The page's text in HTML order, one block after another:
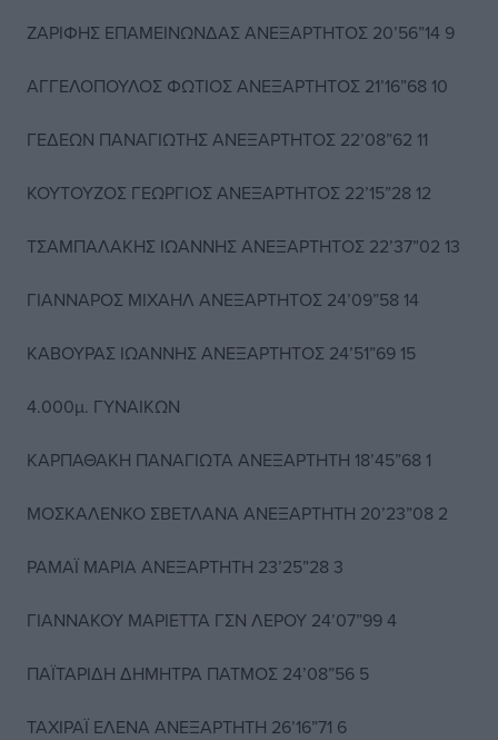
ΖΑΡΙΦΗΣ ΕΠΑΜΕΙΝΩΝΔΑΣ ΑΝΕΞΑΡΤΗΤΟΣ 20’56”14 9
ΑΓΓΕΛΟΠΟΥΛΟΣ ΦΩΤΙΟΣ ΑΝΕΞΑΡΤΗΤΟΣ 21’16”68 10
ΓΕΔΕΩΝ ΠΑΝΑΓΙΩΤΗΣ ΑΝΕΞΑΡΤΗΤΟΣ 22’08”62 11
ΚΟΥΤΟΥΖΟΣ ΓΕΩΡΓΙΟΣ ΑΝΕΞΑΡΤΗΤΟΣ 22’15”28 12
ΤΣΑΜΠΑΛΑΚΗΣ ΙΩΑΝΝΗΣ ΑΝΕΞΑΡΤΗΤΟΣ 22’37”02 13
ΓΙΑΝΝΑΡΟΣ ΜΙΧΑΗΛ ΑΝΕΞΑΡΤΗΤΟΣ 24’09”58 14
ΚΑΒΟΥΡΑΣ ΙΩΑΝΝΗΣ ΑΝΕΞΑΡΤΗΤΟΣ 24’51”69 15
4.000μ. ΓΥΝΑΙΚΩΝ
ΚΑΡΠΑΘΑΚΗ ΠΑΝΑΓΙΩΤΑ ΑΝΕΞΑΡΤΗΤΗ 18’45”68 1
ΜΟΣΚΑΛΕΝΚΟ ΣΒΕΤΛΑΝΑ ΑΝΕΞΑΡΤΗΤΗ 20’23”08 2
ΡΑΜΑΪ ΜΑΡΙΑ ΑΝΕΞΑΡΤΗΤΗ 23’25”28 3
ΓΙΑΝΝΑΚΟΥ ΜΑΡΙΕΤΤΑ ΓΣΝ ΛΕΡΟΥ 24’07”99 4
ΠΑΪΤΑΡΙΔΗ ΔΗΜΗΤΡΑ ΠΑΤΜΟΣ 24’08”56 5
ΤΑΧΙΡΑΪ ΕΛΕΝΑ ΑΝΕΞΑΡΤΗΤΗ 26’16”71 6